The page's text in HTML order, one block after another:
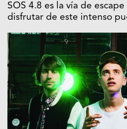
SOS 4.8 es la vía de
disfrutar de este intenso